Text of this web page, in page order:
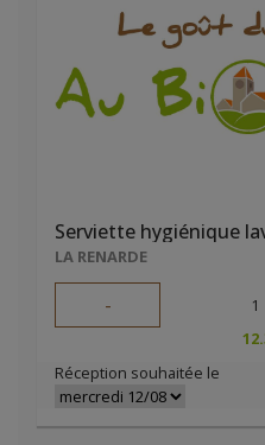
Serviette hygiénique
LA RENARDE
- 1
Réception souhaitée le